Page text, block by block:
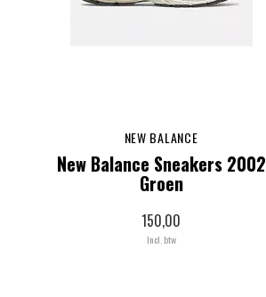
NEW BALANCE
New Balance Sneakers 2002
Groen
150,00
Incl. btw